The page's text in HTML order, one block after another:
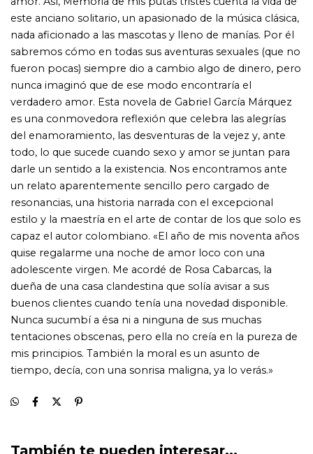
adolescente virgen. Me acordé de Rosa Cabarcas, la
dueña de una casa clandestina que solía avisar a sus
buenos clientes cuando tenía una novedad disponible.
Nunca sucumbí a ésa ni a ninguna de sus muchas
tentaciones obscenas, pero ella no creía en la pureza de
mis principios. También la moral es un asunto de
tiempo, decía, con una sonrisa maligna, ya lo verás.»